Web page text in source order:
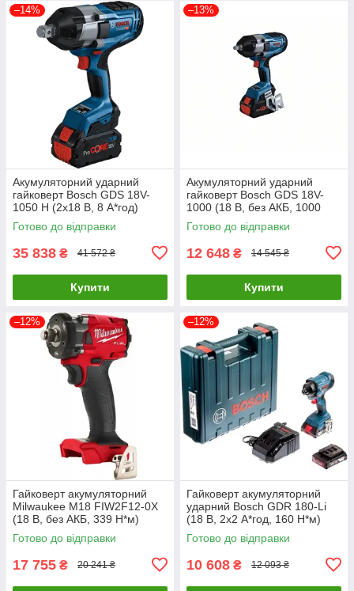
–14%
Акумуляторний ударний
гайковерт Bosch GDS 18V-
1050 H (2х18 В, 8 А*год)
(06019J8502)
Готово до відправки
35 838 ₴ 41 572 ₴
Купити
–13%
Акумуляторний ударний
гайковерт Bosch GDS 18V-
1000 (18 В, без АКБ, 1000
Н*м) (06019J8300)
Готово до відправки
12 648 ₴ 14 545 ₴
Купити
–12%
Гайковерт акумуляторний
Milwaukee M18 FIW2F12-0X
(18 В, без АКБ, 339 Н*м)
(4933478443)
Готово до відправки
17 755 ₴ 20 241 ₴
–12%
Гайковерт акумуляторний
ударний Bosch GDR 180-Li
(18 В, 2х2 А*год, 160 Н*м)
(06019G5123)
Готово до відправки
10 608 ₴ 12 093 ₴